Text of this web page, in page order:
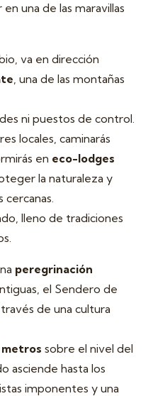
una de las maravillas
va en dirección
, una de las montañas
ni puestos de control.
locales, caminarás
en eco-lodges
la naturaleza y
cercanas.
lleno de tradiciones
peregrinación
el Sendero de
de una cultura
sobre el nivel del
asciende hasta los
imponentes y una